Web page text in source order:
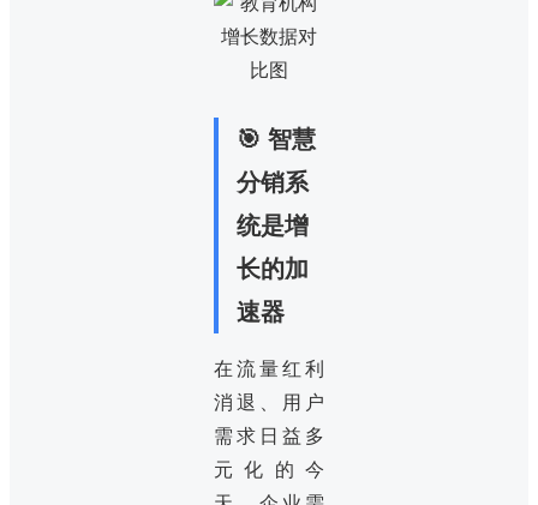
🎯 智慧
分销系
统是增
长的加
速器
在流量红利
消退、用户
需求日益多
元化的今